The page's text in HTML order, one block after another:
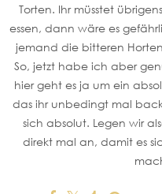
Torten. Ihr müsstet
essen, dann wäre es
jemand die bitteren
So, jetzt habe ich aber
hier geht es ja um ein
das ihr unbedingt mal
sich absolut. Legen wir
direkt mal an, damit es